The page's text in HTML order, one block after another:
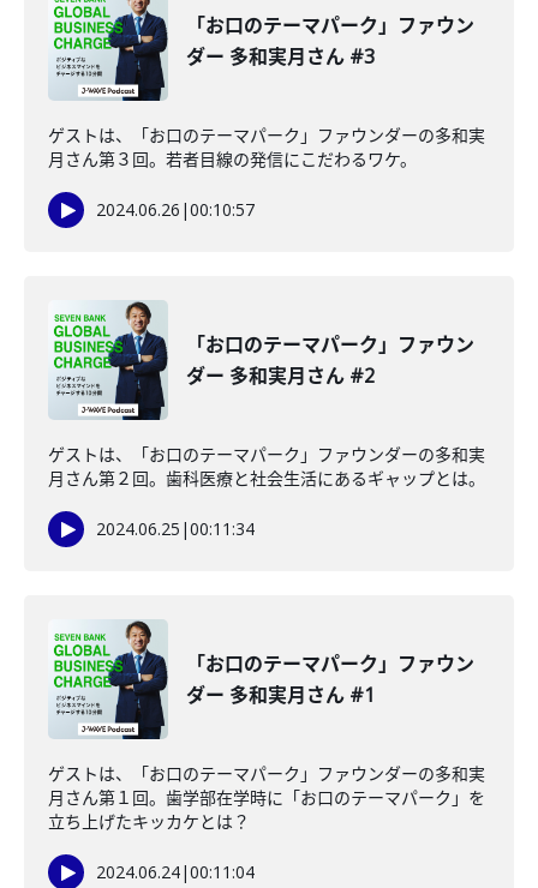
「お口のテーマパーク」ファウン
ダー 多和実月さん #3
ゲストは、「お口のテーマパーク」ファウンダーの多和実
月さん第３回。若者目線の発信にこだわるワケ。
2024.06.26 |00:10:57
「お口のテーマパーク」ファウン
ダー 多和実月さん #2
ゲストは、「お口のテーマパーク」ファウンダーの多和実
月さん第２回。歯科医療と社会生活にあるギャップとは。
2024.06.25 |00:11:34
「お口のテーマパーク」ファウン
ダー 多和実月さん #1
ゲストは、「お口のテーマパーク」ファウンダーの多和実
月さん第１回。歯学部在学時に「お口のテーマパーク」を
立ち上げたキッカケとは？
2024.06.24|00:11:04